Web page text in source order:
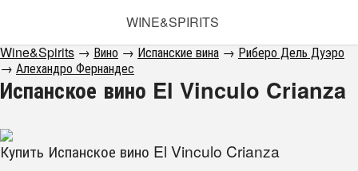
WINE&SPIRITS
Wine&Spirits → Вино → Испанские вина → Риберо Дель Дуэро
→ Алехандро Фернандес
Испанское вино El Vinculo Crianza
Купить Испанское вино El Vinculo Crianza